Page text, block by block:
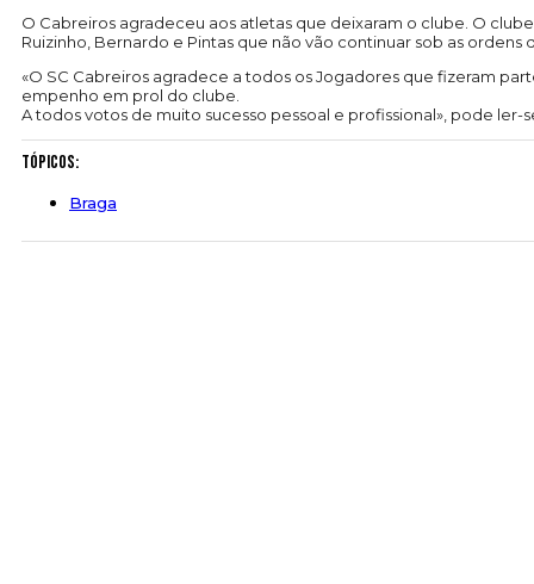
O Cabreiros agradeceu aos atletas que deixaram o clube. O
Ruizinho, Bernardo e Pintas que não vão continuar sob as ordens
«O SC Cabreiros agradece a todos os Jogadores que fizeram
empenho em prol do clube.
A todos votos de muito sucesso pessoal e profissional», pode ler-
Tópicos:
Braga